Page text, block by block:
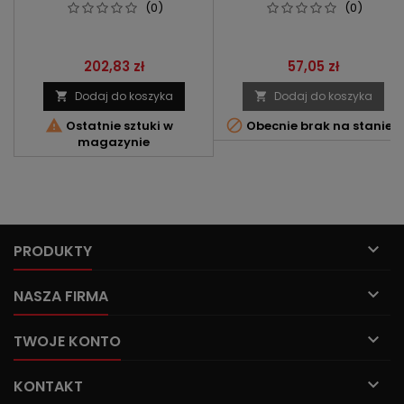
(0)
Cena
202,83 zł
 Dodaj do koszyka
 Ostatnie sztuki w
magazynie
(0)
Cena
57,05 zł
 Dodaj do koszyka
 Obecnie brak na stanie
PRODUKTY 
NASZA FIRMA 
TWOJE KONTO 
KONTAKT 